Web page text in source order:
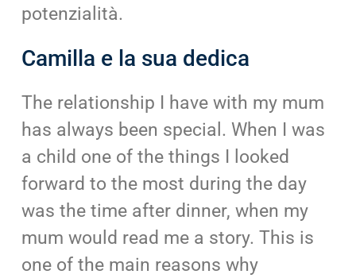
potenzialità.
Camilla e la sua dedica
The relationship I have with my mum
has always been special. When I was
a child one of the things I looked
forward to the most during the day
was the time after dinner, when my
mum would read me a story. This is
one of the main reasons why